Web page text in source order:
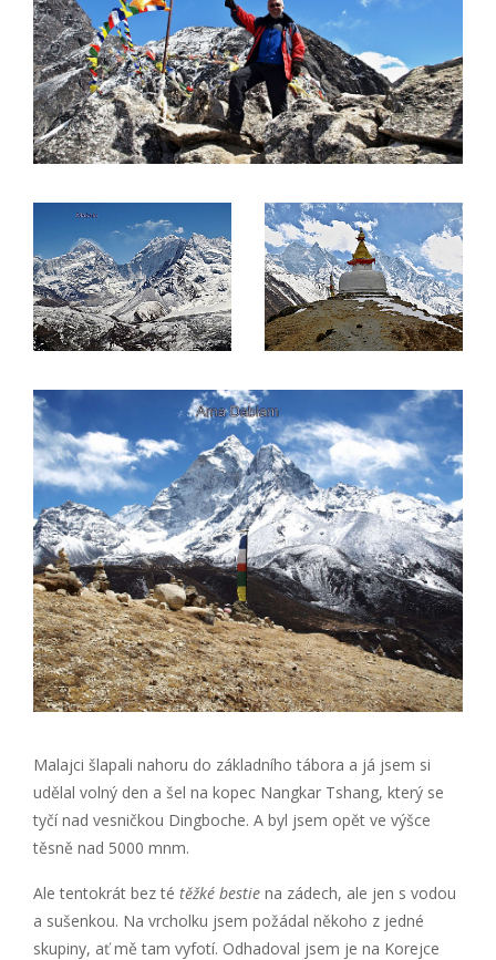
Malajci šlapali nahoru do základního tábora a já jsem si
udělal volný den a šel na kopec Nangkar Tshang, který se
tyčí nad vesničkou Dingboche. A byl jsem opět ve výšce
těsně nad 5000 mnm.
Ale tentokrát bez té těžké bestie na zádech, ale jen s vodou
a sušenkou. Na vrcholku jsem požádal někoho z jedné
skupiny, ať mě tam vyfotí. Odhadoval jsem je na Korejce